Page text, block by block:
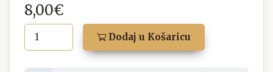
8,00€
Dodaj u Košaricu